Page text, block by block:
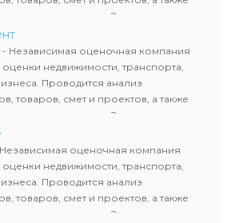
недропользования. Эксперты
стоимость имущества и
Все отчеты соответствуют
и используются для
и судебных процессов.
Независимая оценочная компания
оценки недвижимости, транспорта,
Проводится анализ
товаров, смет и проектов, а также
недропользования. Эксперты
стоимость имущества и
Все отчеты соответствуют
и используются для
и судебных процессов.
оценочная компания
оценки недвижимости, транспорта,
Проводится анализ
товаров, смет и проектов, а также
недропользования. Эксперты